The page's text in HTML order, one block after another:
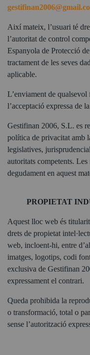
Així mateix, l’usuari té
l’autoritat de control
Espanyola de Protecció
tractament de les seves
aplicable.
L’enviament de
l’acceptació expressa de
Gestifinan 2006, S.L. es
política de privacitat amb
legislatives,
autoritats competents.
degudament en aquest
PROPIETAT
Aquest lloc web és
drets de propietat
web, incloent-hi, entre
imatges, logotips, codi
exclusiva de Gestifinan
expressament el contrari.
Queda prohibida la
o transformació, total o
sense l’autorització